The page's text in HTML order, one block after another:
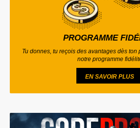
PROGRAMME
Tu donnes, tu reçois des avantages dès ton
notre programme
EN SAVOIR PLUS